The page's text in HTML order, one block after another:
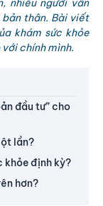
nhiều người vẫn
thân. Bài viết
khám sức khỏe
chính mình.
đầu tư” cho
lần?
khỏe định kỳ?
hơn?